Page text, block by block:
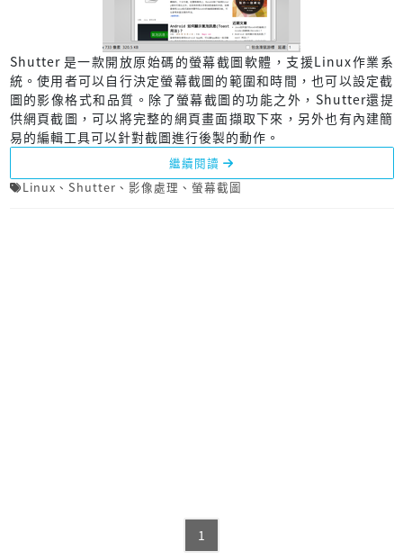
Shutter 是一款開放原始碼的螢幕截圖軟體，支援Linux作業系
統。使用者可以自行決定螢幕截圖的範圍和時間，也可以設定截
圖的影像格式和品質。除了螢幕截圖的功能之外，Shutter還提
供網頁截圖，可以將完整的網頁畫面擷取下來，另外也有內建簡
易的編輯工具可以針對截圖進行後製的動作。
繼續閱讀
Linux 、 Shutter 、 影像處理 、 螢幕截圖
1